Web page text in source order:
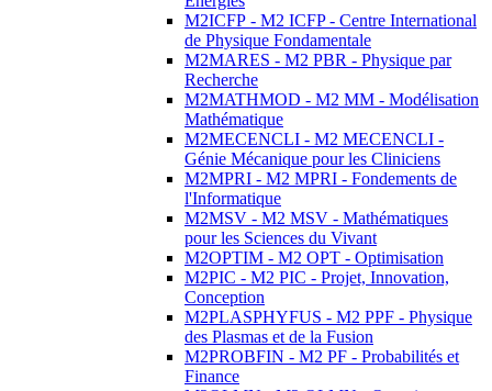
M2ICFP - M2 ICFP - Centre International
de Physique Fondamentale
M2MARES - M2 PBR - Physique par
Recherche
M2MATHMOD - M2 MM - Modélisation
Mathématique
M2MECENCLI - M2 MECENCLI -
Génie Mécanique pour les Cliniciens
M2MPRI - M2 MPRI - Fondements de
l'Informatique
M2MSV - M2 MSV - Mathématiques
pour les Sciences du Vivant
M2OPTIM - M2 OPT - Optimisation
M2PIC - M2 PIC - Projet, Innovation,
Conception
M2PLASPHYFUS - M2 PPF - Physique
des Plasmas et de la Fusion
M2PROBFIN - M2 PF - Probabilités et
Finance